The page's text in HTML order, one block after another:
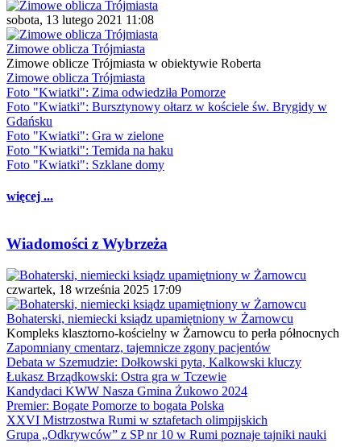
sobota, 13 lutego 2021 11:08
Zimowe oblicza Trójmiasta
Zimowe oblicze Trójmiasta w obiektywie Roberta
Zimowe oblicza Trójmiasta
Foto "Kwiatki": Zima odwiedziła Pomorze
Foto "Kwiatki": Bursztynowy ołtarz w kościele św. Brygidy w
Gdańsku
Foto "Kwiatki": Gra w zielone
Foto "Kwiatki": Temida na haku
Foto "Kwiatki": Szklane domy
więcej ...
Wiadomości z Wybrzeża
czwartek, 18 września 2025 17:09
Bohaterski, niemiecki ksiądz upamiętniony w Żarnowcu
Kompleks klasztorno-kościelny w Żarnowcu to perła północnych
Zapomniany cmentarz, tajemnicze zgony pacjentów
Debata w Szemudzie: Dołkowski pyta, Kalkowski kluczy
Łukasz Brządkowski: Ostra gra w Tczewie
Kandydaci KWW Nasza Gmina Żukowo 2024
Premier: Bogate Pomorze to bogata Polska
XXVI Mistrzostwa Rumi w sztafetach olimpijskich
Grupa „Odkrywców” z SP nr 10 w Rumi poznaje tajniki nauki